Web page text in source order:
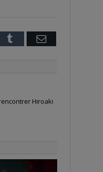
Tumblr Email
Hiroaki